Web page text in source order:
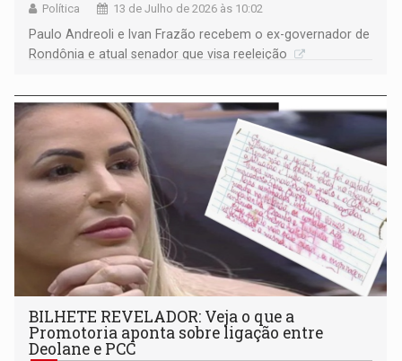
Política 13 de Julho de 2026 às 10:02
Paulo Andreoli e Ivan Frazão recebem o ex-governador de
Rondônia e atual senador que visa reeleição
BILHETE REVELADOR: Veja o que a
Promotoria aponta sobre ligação entre
Deolane e PCC